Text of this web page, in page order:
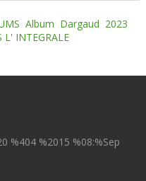
Album Dargaud 2023
L' INTEGRALE
%404 %2015 %08:%Sep